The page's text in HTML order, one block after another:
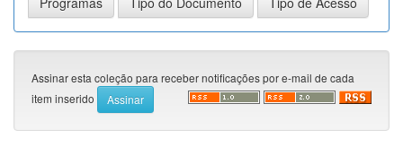
Assinar esta coleção para receber notificações por e-mail de cada
item inserido